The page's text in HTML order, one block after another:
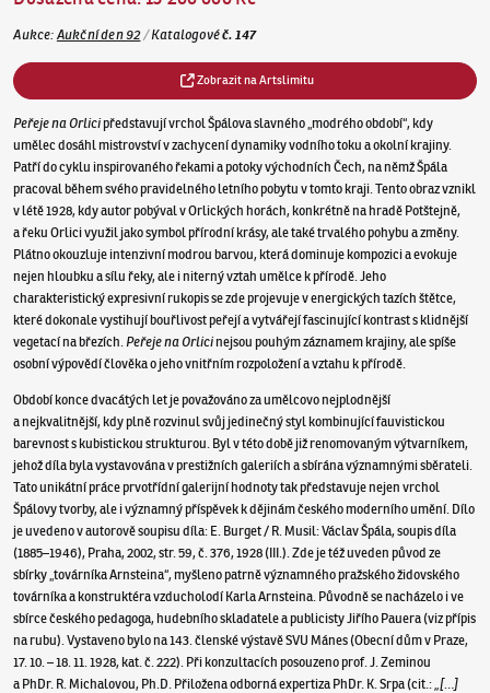
Aukce: Aukční den 92 /Katalogovéč.147
Zobrazit na Artslimitu
Peřeje na Orlicipředstavují vrchol Špálova slavného „modrého období“, kdy
umělec dosáhl mistrovství v zachycení dynamiky vodního toku a okolní krajiny.
Patří do cyklu inspirovaného řekami a potoky východních Čech, na němž Špála
pracoval během svého pravidelného letního pobytu v tomto kraji. Tento obraz vznikl
v létě 1928, kdy autor pobýval v Orlických horách, konkrétně na hradě Potštejně,
a řeku Orlici využil jako symbol přírodní krásy, ale také trvalého pohybu a změny.
Plátno okouzluje intenzivní modrou barvou, která dominuje kompozici a evokuje
nejen hloubku a sílu řeky, ale i niterný vztah umělce k přírodě. Jeho
charakteristický expresivní rukopis se zde projevuje v energických tazích štětce,
které dokonale vystihují bouřlivost peřejí a vytvářejí fascinující kontrast s klidnější
vegetací na březích.Peřeje na Orlicinejsou pouhým záznamem krajiny, ale spíše
osobní výpovědí člověka o jeho vnitřním rozpoložení a vztahu k přírodě.
Období konce dvacátých let je považováno za umělcovo nejplodnější
a nejkvalitnější, kdy plně rozvinul svůj jedinečný styl kombinující fauvistickou
barevnost s kubistickou strukturou. Byl v této době již renomovaným výtvarníkem,
jehož díla byla vystavována v prestižních galeriích a sbírána významnými sběrateli.
Tato unikátní práce prvotřídní galerijní hodnoty tak představuje nejen vrchol
Špálovy tvorby, ale i významný příspěvek k dějinám českého moderního umění. Dílo
je uvedeno v autorově soupisu díla: E. Burget / R. Musil: Václav Špála, soupis díla
(1885–1946), Praha, 2002, str. 59, č. 376, 1928 (III.). Zde je též uveden původ ze
sbírky „továrníka Arnsteina“, myšleno patrně významného pražského židovského
továrníka a konstruktéra vzducholodí Karla Arnsteina. Původně se nacházelo i ve
sbírce českého pedagoga, hudebního skladatele a publicisty Jiřího Pauera (viz přípis
na rubu). Vystaveno bylo na 143. členské výstavě SVU Mánes (Obecní dům v Praze,
17. 10. – 18. 11. 1928, kat. č. 222). Při konzultacích posouzeno prof. J. Zeminou
a PhDr. R. Michalovou, Ph.D. Přiložena odborná expertiza PhDr. K. Srpa (cit.: „[…]